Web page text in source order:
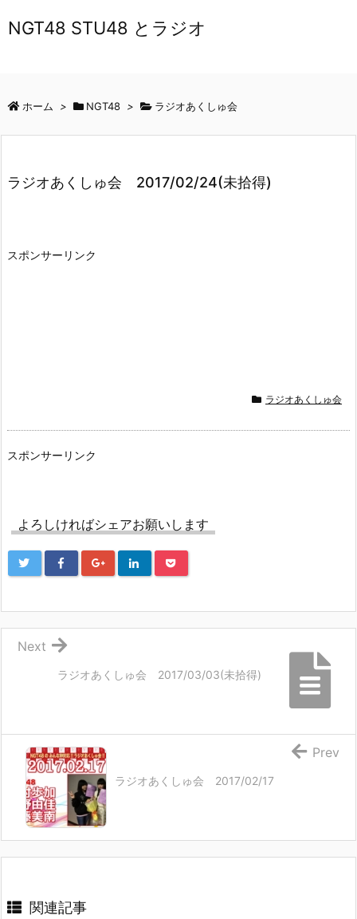
NGT48 STU48 とラジオ
ホーム > NGT48 > ラジオあくしゅ会
ラジオあくしゅ会 2017/02/24(未拾得)
スポンサーリンク
ラジオあくしゅ会
スポンサーリンク
よろしければシェアお願いします
ラジオあくしゅ会 2017/03/03(未拾得)
Next
ラジオあくしゅ会 2017/02/17
Prev
関連記事